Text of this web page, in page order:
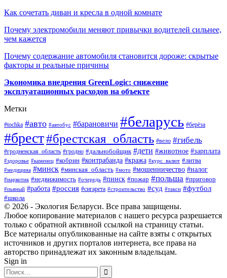
Как сочетать диван и кресла в одной комнате
Почему электромобили меняют привычки водителей сильнее,
чем кажется
Почему содержание автомобиля становится дороже: скрытые
факторы и реальные причины
Экономика внедрения GreenLogic: снижение
эксплуатационных расходов на объекте
Метки
#tochka #авто #автобус #барановичи #беларусь #берёза
#брест#брестская_область #вело #гибель
#гродненская_область #гродно #дальнобойщик #дети #животное #зарплата
#здоровье #каменец #кобрин #контрабанда #кража #курс_валют #литва
#медицина #минск #минская_область #мото #мошенничество #налог
#наркотик #недвижимость #очередь #пинск #пожар #польша #приговор
#пьяный #работа #россия #сигарета #строительство #суд #такси #футбол
#школа
© 2026 - Экология Беларуси. Все права защищены.
Любое копирование материалов с нашего ресурса разрешается
только с обратной активной ссылкой на страницу статьи.
Все материалы опубликованные на сайте взяты с открытых
источников и других порталов интернета, все права на
авторство принадлежат их законным владельцам.
Sign in